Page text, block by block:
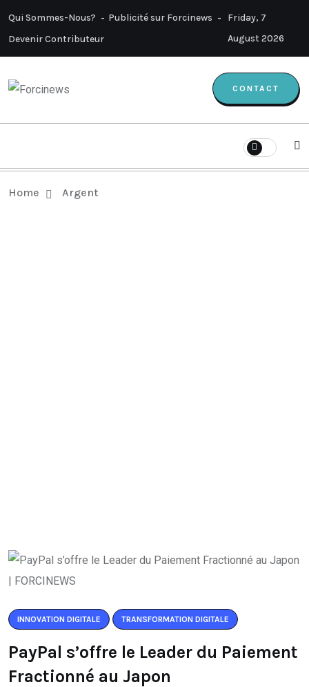
Qui Sommes-Nous?
Publicité sur Forcinews
Devenir Contributeur
Friday, 7
August 2026
CONTACT
Home Argent
INNOVATION DIGITALE TRANSFORMATION DIGITALE
PayPal s’offre le Leader du Paiement
Fractionné au Japon